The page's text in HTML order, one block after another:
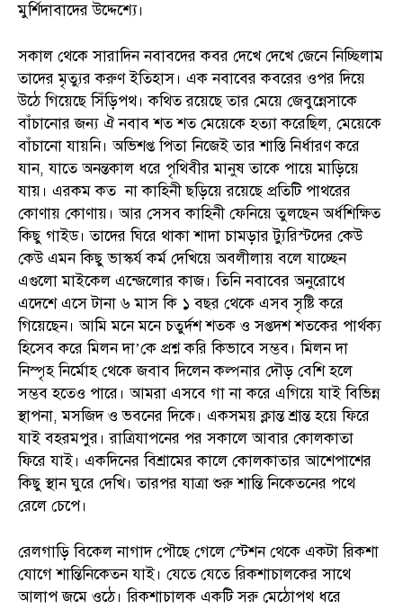
মুর্শিদাবাদের উদ্দেশ্যে।
সকাল থেকে সারাদিন নবাবদের কবর দেখে দেখে জেনে নিচ্ছিলাম
তাদের মৃত্যুর করুণ ইতিহাস। এক নবাবের কবরের ওপর দিয়ে
উঠে গিয়েছে সিঁড়িপথ। কথিত রয়েছে তার মেয়ে জেবুন্নেসাকে
বাঁচানোর জন্য ঐ নবাব শত শত মেয়েকে হত্যা করেছিল, মেয়েকে
বাঁচানো যায়নি। অভিশপ্ত পিতা নিজেই তার শাস্তি নির্ধারণ করে
যান, যাতে অনন্তকাল ধরে পৃথিবীর মানুষ তাকে পায়ে মাড়িয়ে
যায়। এরকম কত না কাহিনী ছড়িয়ে রয়েছে প্রতিটি পাথরের
কোণায় কোণায়। আর সেসব কাহিনী ফেনিয়ে তুলছেন অর্ধশিক্ষিত
কিছু গাইড। তাদের ঘিরে থাকা শাদা চামড়ার ট্যুরিস্টদের কেউ
কেউ এমন কিছু ভাস্কর্য কর্ম দেখিয়ে অবলীলায় বলে যাচ্ছেন
এগুলো মাইকেল এন্জেলোর কাজ। তিনি নবাবের অনুরোধে
এদেশে এসে টানা ৬ মাস কি ১ বছর থেকে এসব সৃষ্টি করে
গিয়েছেন। আমি মনে মনে চতুর্দশ শতক ও সপ্তদশ শতকের পার্থক্য
হিসেব করে মিলন দা’কে প্রশ্ন করি কিভাবে সম্ভব। মিলন দা
নিস্পৃহ নির্মোহ থেকে জবাব দিলেন কল্পনার দৌড় বেশি হলে
সম্ভব হতেও পারে। আমরা এসবে গা না করে এগিয়ে যাই বিভিন্ন
স্থাপনা, মসজিদ ও ভবনের দিকে। একসময় ক্লান্ত শ্রান্ত হয়ে ফিরে
যাই বহরমপুর। রাত্রিযাপনের পর সকালে আবার কোলকাতা
ফিরে যাই। একদিনের বিশ্রামের কালে কোলকাতার আশেপাশের
কিছু স্থান ঘুরে দেখি। তারপর যাত্রা শুরু শান্তি নিকেতনের পথে
রেলে চেপে।
রেলগাড়ি বিকেল নাগাদ পৌছে গেলে স্টেশন থেকে একটা রিকশা
যোগে শান্তিনিকেতন যাই। যেতে যেতে রিকশাচালকের সাথে
আলাপ জমে ওঠে। রিকশাচালক একটি সরু মেঠোপথ ধরে